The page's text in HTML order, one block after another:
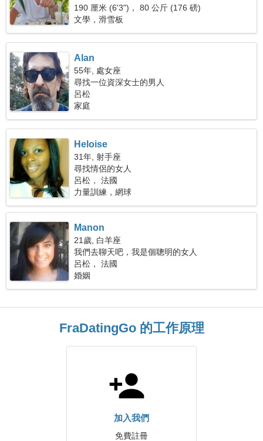
190 厘米 (6'3")， 80 公斤 (176 磅)
文學，滑雪板
Alan
55年, 處女座
尋找一位資深女士的男人
呂松
家庭
Heloise
31年, 射手座
尋找情侶的女人
呂松， 法國
力量訓練，網球
Manon
21歲, 白羊座
我們去聊天吧，我是個聰明的女人
呂松， 法國
婚姻
FraDatingGo 的工作原理
加入我們
免費註冊